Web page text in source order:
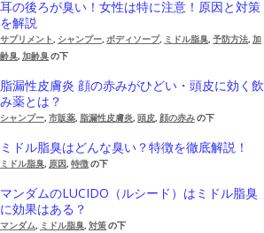
耳の後ろが臭い！女性は特に注意！原因と対策
を解説
サプリメント, シャンプー, ボディソープ, ミドル脂臭, 予防方法, 加
齢臭, 加齢臭の下
脂漏性皮膚炎 顔の赤みがひどい・頭皮に効く飲
み薬とは？
シャンプー, 市販薬, 脂漏性皮膚炎, 頭皮, 顔の赤みの下
ミドル脂臭はどんな臭い？特徴を徹底解説！
ミドル脂臭, 原因, 特徴の下
マンダムのLUCIDO（ルシード）はミドル脂臭
に効果はある？
マンダム, ミドル脂臭, 対策の下